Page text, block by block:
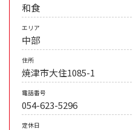
和食
エリア
中部
住所
焼津市大住1085-1
電話番号
054-623-5296
定休日